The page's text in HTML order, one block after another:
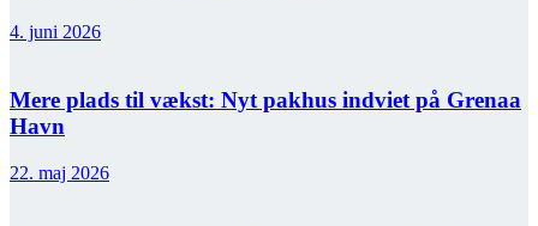
4. juni 2026
Mere plads til vækst: Nyt pakhus indviet på Grenaa
Havn
22. maj 2026